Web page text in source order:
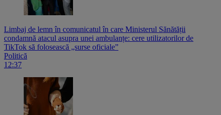
Limbaj de lemn în comunicatul în care Ministerul Sănătății
condamnă atacul asupra unei ambulanțe: cere utilizatorilor de
TikTok să folosească „surse oficiale”
Politică
12:37